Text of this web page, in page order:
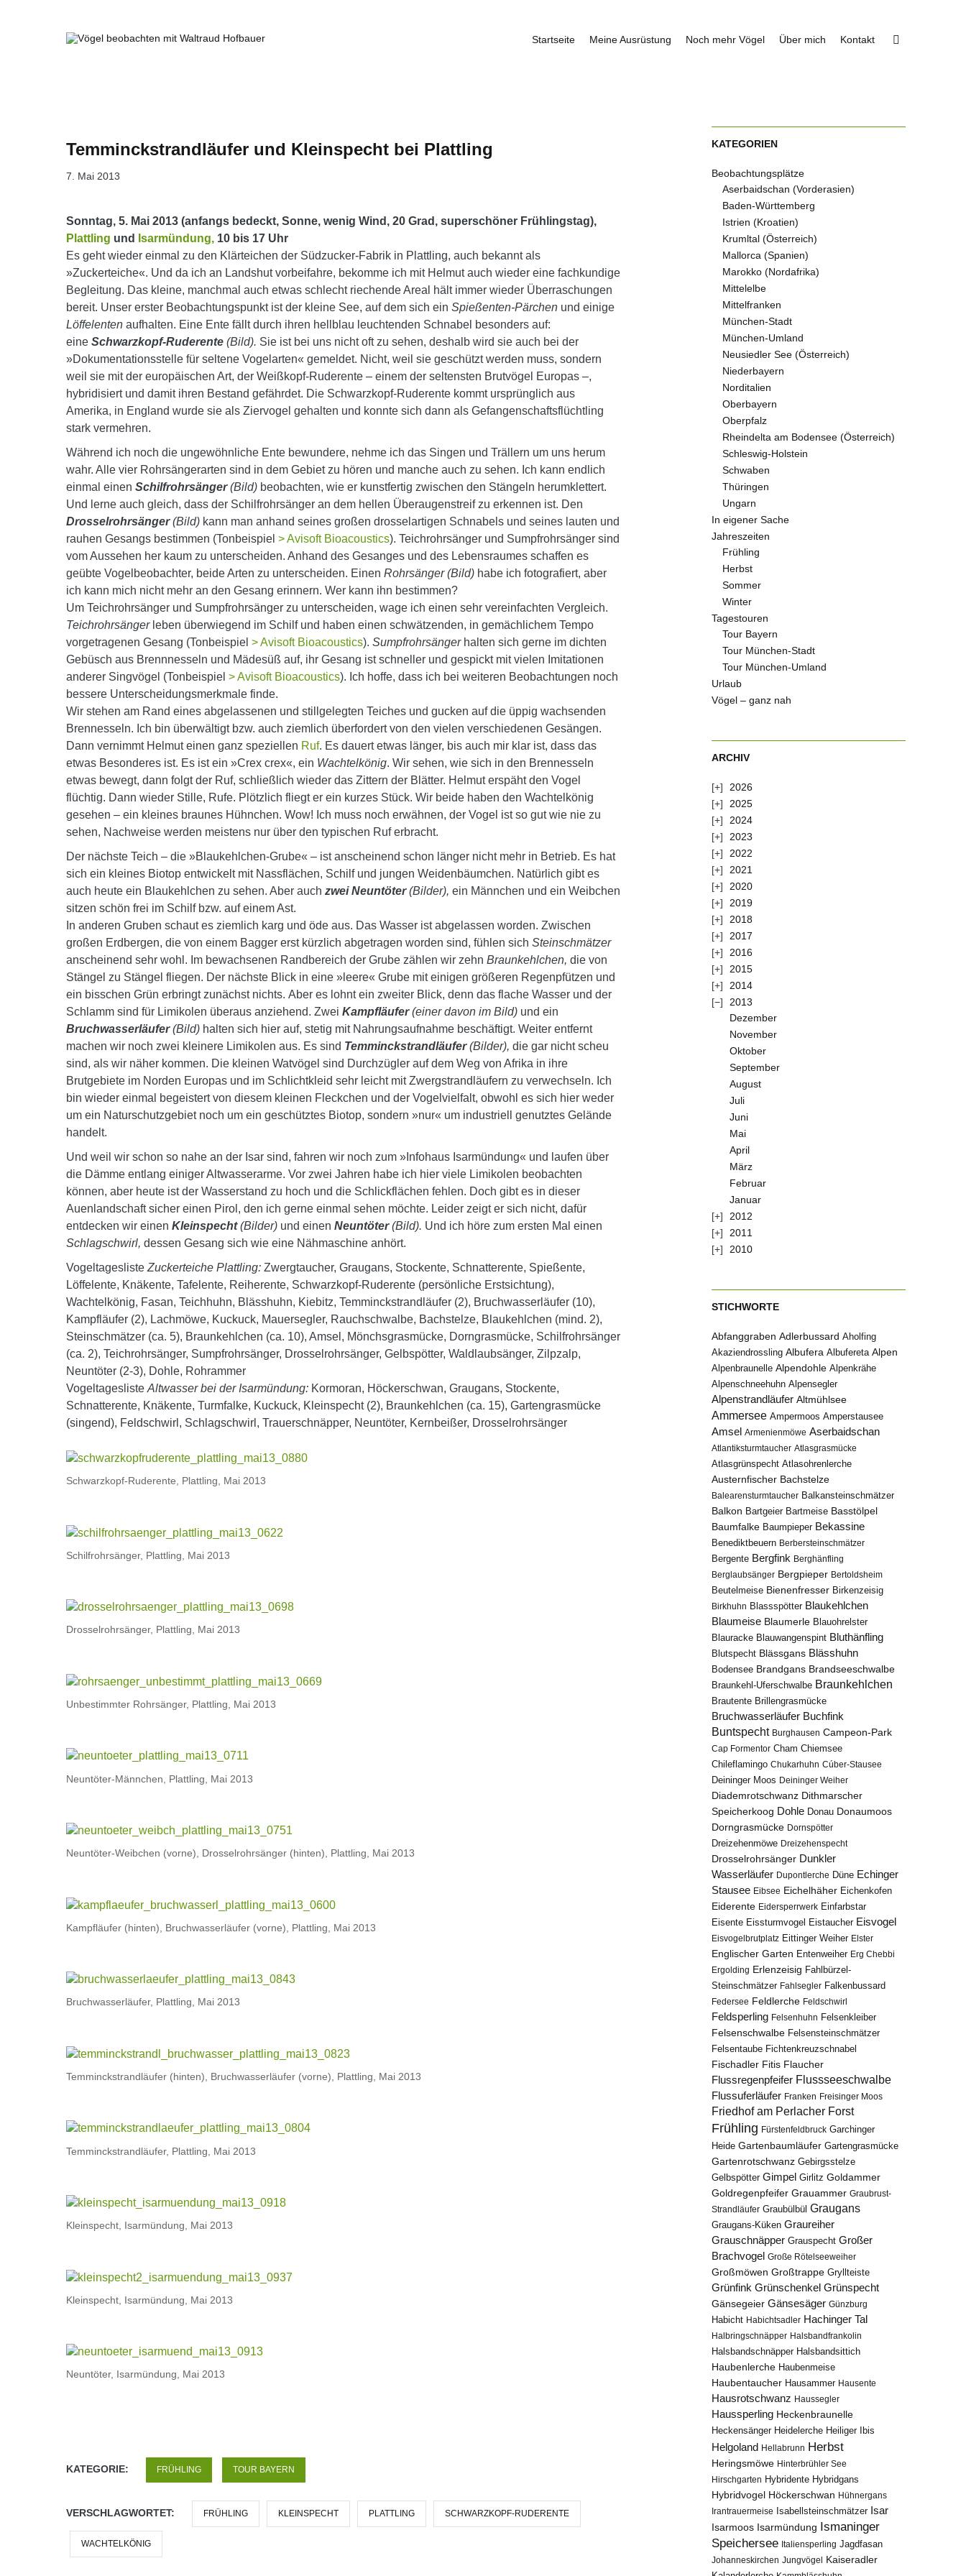
Startseite Meine Ausrüstung Noch mehr Vögel Über mich Kontakt
Temminckstrandläufer und Kleinspecht bei Plattling
7. Mai 2013
Sonntag, 5. Mai 2013 (anfangs bedeckt, Sonne, wenig Wind, 20 Grad, superschöner Frühlingstag),
Plattling und Isarmündung, 10 bis 17 Uhr
Es geht wieder einmal zu den Klärteichen der Südzucker-Fabrik in Plattling, auch bekannt als
»Zuckerteiche«. Und da ich an Landshut vorbeifahre, bekomme ich mit Helmut auch wieder eine fachkundige
Begleitung. Das kleine, manchmal auch etwas schlecht riechende Areal hält immer wieder Überraschungen
bereit. Unser erster Beobachtungspunkt ist der kleine See, auf dem sich ein Spießenten-Pärchen und einige
Löffelenten aufhalten. Eine Ente fällt durch ihren hellblau leuchtenden Schnabel besonders auf:
eine Schwarzkopf-Ruderente (Bild). Sie ist bei uns nicht oft zu sehen, deshalb wird sie auch bei der
»Dokumentationsstelle für seltene Vogelarten« gemeldet. Nicht, weil sie geschützt werden muss, sondern
weil sie mit der europäischen Art, der Weißkopf-Ruderente – einem der seltensten Brutvögel Europas –,
hybridisiert und damit ihren Bestand gefährdet. Die Schwarzkopf-Ruderente kommt ursprünglich aus
Amerika, in England wurde sie als Ziervogel gehalten und konnte sich dann als Gefangenschaftsflüchtling
stark vermehren.
Während ich noch die ungewöhnliche Ente bewundere, nehme ich das Singen und Trällern um uns herum
wahr. Alle vier Rohrsängerarten sind in dem Gebiet zu hören und manche auch zu sehen. Ich kann endlich
einmal einen Schilfrohrsänger(Bild) beobachten, wie er kunstfertig zwischen den Stängeln herumklettert.
Und lerne auch gleich, dass der Schilfrohrsänger an dem hellen Überaugenstreif zu erkennen ist. Den
Drosselrohrsänger(Bild) kann man anhand seines großen drosselartigen Schnabels und seines lauten und
rauhen Gesangs bestimmen (Tonbeispiel > Avisoft Bioacoustics). Teichrohrsänger und Sumpfrohrsänger sind
vom Aussehen her kaum zu unterscheiden. Anhand des Gesanges und des Lebensraumes schaffen es
geübte Vogelbeobachter, beide Arten zu unterscheiden. Einen Rohrsänger (Bild) habe ich fotografiert, aber
ich kann mich nicht mehr an den Gesang erinnern. Wer kann ihn bestimmen?
Um Teichrohrsänger und Sumpfrohrsänger zu unterscheiden, wage ich einen sehr vereinfachten Vergleich.
Teichrohrsängerleben überwiegend im Schilf und haben einen schwätzenden, in gemächlichem Tempo
vorgetragenen Gesang (Tonbeispiel > Avisoft Bioacoustics). Sumpfrohrsängerhalten sich gerne im dichten
Gebüsch aus Brennnesseln und Mädesüß auf, ihr Gesang ist schneller und gespickt mit vielen Imitationen
anderer Singvögel (Tonbeispiel > Avisoft Bioacoustics). Ich hoffe, dass ich bei weiteren Beobachtungen noch
bessere Unterscheidungsmerkmale finde.
Wir stehen am Rand eines abgelassenen und stillgelegten Teiches und gucken auf die üppig wachsenden
Brennesseln. Ich bin überwältigt bzw. auch ziemlich überfordert von den vielen verschiedenen Gesängen.
Dann vernimmt Helmut einen ganz speziellen Ruf. Es dauert etwas länger, bis auch mir klar ist, dass das
etwas Besonderes ist. Es ist ein »Crex crex«, ein Wachtelkönig. Wir sehen, wie sich in den Brennesseln
etwas bewegt, dann folgt der Ruf, schließlich wieder das Zittern der Blätter. Helmut erspäht den Vogel
flüchtig. Dann wieder Stille, Rufe. Plötzlich fliegt er ein kurzes Stück. Wir beide haben den Wachtelkönig
gesehen – ein kleines braunes Hühnchen. Wow! Ich muss noch erwähnen, der Vogel ist so gut wie nie zu
sehen, Nachweise werden meistens nur über den typischen Ruf erbracht.
Der nächste Teich – die »Blaukehlchen-Grube« – ist anscheinend schon länger nicht mehr in Betrieb. Es hat
sich ein kleines Biotop entwickelt mit Nassflächen, Schilf und jungen Weidenbäumchen. Natürlich gibt es
auch heute ein Blaukehlchen zu sehen. Aber auch zwei Neuntöter(Bilder), ein Männchen und ein Weibchen
sitzen schön frei im Schilf bzw. auf einem Ast.
In anderen Gruben schaut es ziemlich karg und öde aus. Das Wasser ist abgelassen worden. Zwischen
großen Erdbergen, die von einem Bagger erst kürzlich abgetragen worden sind, fühlen sich Steinschmätzer
anscheinend sehr wohl. Im bewachsenen Randbereich der Grube zählen wir zehn Braunkehlchen, die von
Stängel zu Stängel fliegen. Der nächste Blick in eine »leere« Grube mit einigen größeren Regenpfützen und
ein bisschen Grün erbringt zunächst nichts. Aber es lohnt ein zweiter Blick, denn das flache Wasser und der
Schlamm sind für Limikolen überaus anziehend. Zwei Kampfläufer(einer davon im Bild) und ein
Bruchwasserläufer(Bild) halten sich hier auf, stetig mit Nahrungsaufnahme beschäftigt. Weiter entfernt
machen wir noch zwei kleinere Limikolen aus. Es sind Temminckstrandläufer(Bilder), die gar nicht scheu
sind, als wir näher kommen. Die kleinen Watvögel sind Durchzügler auf dem Weg von Afrika in ihre
Brutgebiete im Norden Europas und im Schlichtkleid sehr leicht mit Zwergstrandläufern zu verwechseln. Ich
bin wieder einmal begeistert von diesem kleinen Fleckchen und der Vogelvielfalt, obwohl es sich hier weder
um ein Naturschutzgebiet noch um ein geschütztes Biotop, sondern »nur« um industriell genutztes Gelände
handelt.
Und weil wir schon so nahe an der Isar sind, fahren wir noch zum »Infohaus Isarmündung« und laufen über
die Dämme entlang einiger Altwasserarme. Vor zwei Jahren habe ich hier viele Limikolen beobachten
können, aber heute ist der Wasserstand zu hoch und die Schlickflächen fehlen. Doch gibt es in dieser
Auenlandschaft sicher einen Pirol, den ich gerne einmal sehen möchte. Leider zeigt er sich nicht, dafür
entdecken wir einen Kleinspecht(Bilder) und einen Neuntöter(Bild). Und ich höre zum ersten Mal einen
Schlagschwirl, dessen Gesang sich wie eine Nähmaschine anhört.
Vogeltagesliste Zuckerteiche Plattling: Zwergtaucher, Graugans, Stockente, Schnatterente, Spießente,
Löffelente, Knäkente, Tafelente, Reiherente, Schwarzkopf-Ruderente (persönliche Erstsichtung),
Wachtelkönig, Fasan, Teichhuhn, Blässhuhn, Kiebitz, Temminckstrandläufer (2), Bruchwasserläufer (10),
Kampfläufer (2), Lachmöwe, Kuckuck, Mauersegler, Rauchschwalbe, Bachstelze, Blaukehlchen (mind. 2),
Steinschmätzer (ca. 5), Braunkehlchen (ca. 10), Amsel, Mönchsgrasmücke, Dorngrasmücke, Schilfrohrsänger
(ca. 2), Teichrohrsänger, Sumpfrohrsänger, Drosselrohrsänger, Gelbspötter, Waldlaubsänger, Zilpzalp,
Neuntöter (2-3), Dohle, Rohrammer
Vogeltagesliste Altwasser bei der Isarmündung: Kormoran, Höckerschwan, Graugans, Stockente,
Schnatterente, Knäkente, Turmfalke, Kuckuck, Kleinspecht (2), Braunkehlchen (ca. 15), Gartengrasmücke
(singend), Feldschwirl, Schlagschwirl, Trauerschnäpper, Neuntöter, Kernbeißer, Drosselrohrsänger
Schwarzkopf-Ruderente, Plattling, Mai 2013
Schilfrohrsänger, Plattling, Mai 2013
Drosselrohrsänger, Plattling, Mai 2013
Unbestimmter Rohrsänger, Plattling, Mai 2013
Neuntöter-Männchen, Plattling, Mai 2013
Neuntöter-Weibchen (vorne), Drosselrohrsänger (hinten), Plattling, Mai 2013
Kampfläufer (hinten), Bruchwasserläufer (vorne), Plattling, Mai 2013
Bruchwasserläufer, Plattling, Mai 2013
Temminckstrandläufer (hinten), Bruchwasserläufer (vorne), Plattling, Mai 2013
Temminckstrandläufer, Plattling, Mai 2013
Kleinspecht, Isarmündung, Mai 2013
Kleinspecht, Isarmündung, Mai 2013
Neuntöter, Isarmündung, Mai 2013
KATEGORIE: FRÜHLING TOUR BAYERN
VERSCHLAGWORTET: FRÜHLING KLEINSPECHT PLATTLING SCHWARZKOPF-RUDERENTE
WACHTELKÖNIG
KATEGORIEN
Beobachtungsplätze
Aserbaidschan (Vorderasien)
Baden-Württemberg
Istrien (Kroatien)
Krumltal (Österreich)
Mallorca (Spanien)
Marokko (Nordafrika)
Mittelelbe
Mittelfranken
München-Stadt
München-Umland
Neusiedler See (Österreich)
Niederbayern
Norditalien
Oberbayern
Oberpfalz
Rheindelta am Bodensee (Österreich)
Schleswig-Holstein
Schwaben
Thüringen
Ungarn
In eigener Sache
Jahreszeiten
Frühling
Herbst
Sommer
Winter
Tagestouren
Tour Bayern
Tour München-Stadt
Tour München-Umland
Urlaub
Vögel – ganz nah
ARCHIV
2026
2025
2024
2023
2022
2021
2020
2019
2018
2017
2016
2015
2014
2013
Dezember
November
Oktober
September
August
Juli
Juni
Mai
April
März
Februar
Januar
2012
2011
2010
STICHWORTE
Abfanggraben Adlerbussard Aholfing
Akaziendrossling Albufera Albufereta Alpen
Alpenbraunelle Alpendohle Alpenkrähe
Alpenschneehuhn Alpensegler
Alpenstrandläufer Altmühlsee
Ammersee Ampermoos Amperstausee
Amsel Armenienmöwe Aserbaidschan
Atlantiksturmtaucher Atlasgrasmücke
Atlasgrünspecht Atlasohrenlerche
Austernfischer Bachstelze
Balearensturmtaucher Balkansteinschmätzer
Balkon Bartgeier Bartmeise Basstölpel
Baumfalke Baumpieper Bekassine
Benediktbeuern Berbersteinschmätzer
Bergente Bergfink Berghänfling
Berglaubsänger Bergpieper Bertoldsheim
Beutelmeise Bienenfresser Birkenzeisig
Birkhuhn Blassspötter Blaukehlchen
Blaumeise Blaumerle Blauohrelster
Blauracke Blauwangenspint Bluthänfling
Blutspecht Blässgans Blässhuhn
Bodensee Brandgans Brandseeschwalbe
Braunkehl-Uferschwalbe Braunkehlchen
Brautente Brillengrasmücke
Bruchwasserläufer Buchfink
Buntspecht Burghausen Campeon-Park
Cap Formentor Cham Chiemsee
Chileflamingo Chukarhuhn Cúber-Stausee
Deininger Moos Deininger Weiher
Diademrotschwanz Dithmarscher
Speicherkoog Dohle Donau Donaumoos
Dorngrasmücke Dornspötter
Dreizehenmöwe Dreizehenspecht
Drosselrohrsänger Dunkler
Wasserläufer Dupontlerche Düne Echinger
Stausee Eibsee Eichelhäher Eichenkofen
Eiderente Eidersperrwerk Einfarbstar
Eisente Eissturmvogel Eistaucher Eisvogel
Eisvogelbrutplatz Eittinger Weiher Elster
Englischer Garten Entenweiher Erg Chebbi
Ergolding Erlenzeisig Fahlbürzel-
Steinschmätzer Fahlsegler Falkenbussard
Federsee Feldlerche Feldschwirl
Feldsperling Felsenhuhn Felsenkleiber
Felsenschwalbe Felsensteinschmätzer
Felsentaube Fichtenkreuzschnabel
Fischadler Fitis Flaucher
Flussregenpfeifer Flussseeschwalbe
Flussuferläufer Franken Freisinger Moos
Friedhof am Perlacher Forst
Frühling Fürstenfeldbruck Garchinger
Heide Gartenbaumläufer Gartengrasmücke
Gartenrotschwanz Gebirgsstelze
Gelbspötter Gimpel Girlitz Goldammer
Goldregenpfeifer Grauammer Graubrust-
Strandläufer Graubülbül Graugans
Graugans-Küken Graureiher
Grauschnäpper Grauspecht Großer
Brachvogel Große Rötelseeweiher
Großmöwen Großtrappe Gryllteiste
Grünfink Grünschenkel Grünspecht
Gänsegeier Gänsesäger Günzburg
Habicht Habichtsadler Hachinger Tal
Halbringschnäpper Halsbandfrankolin
Halsbandschnäpper Halsbandsittich
Haubenlerche Haubenmeise
Haubentaucher Hausammer Hausente
Hausrotschwanz Haussegler
Haussperling Heckenbraunelle
Heckensänger Heidelerche Heiliger Ibis
Helgoland Hellabrunn Herbst
Heringsmöwe Hinterbrühler See
Hirschgarten Hybridente Hybridgans
Hybridvogel Höckerschwan Hühnergans
Irantrauermeise
Isabellsteinschmätzer Isar
Isarmoos Isarmündung Ismaninger
Speichersee Italiensperling Jagdfasan
Johanneskirchen Jungvögel Kaiseradler